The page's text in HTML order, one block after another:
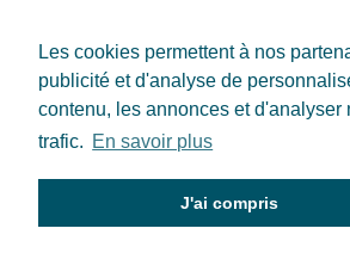
Les cookies permettent à nos
publicité et d'analyse de
contenu, les annonces et d'analyser
trafic. En savoir plus
J'ai compris